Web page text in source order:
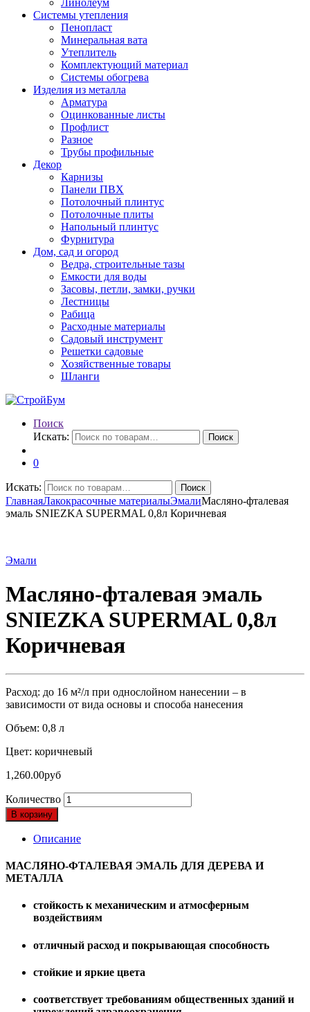
Линолеум
Системы утепления
Пенопласт
Минеральная вата
Утеплитель
Комплектующий материал
Системы обогрева
Изделия из металла
Арматура
Оцинкованные листы
Профлист
Разное
Трубы профильные
Декор
Карнизы
Панели ПВХ
Потолочный плинтус
Потолочные плиты
Напольный плинтус
Фурнитура
Дом, сад и огород
Ведра, строительные тазы
Емкости для воды
Засовы, петли, замки, ручки
Лестницы
Рабица
Расходные материалы
Садовый инструмент
Решетки садовые
Хозяйственные товары
Шланги
Поиск
Искать:
Поиск
0
Искать: Поиск
ГлавнаяЛакокрасочные материалыЭмалиМасляно-фталевая
эмаль SNIEZKA SUPERMAL 0,8л Коричневая
Эмали
Масляно-фталевая эмаль
SNIEZKA SUPERMAL 0,8л
Коричневая
Расход: до 16 м²/л при однослойном нанесении – в
зависимости от вида основы и способа нанесения
Объем: 0,8 л
Цвет: коричневый
1,260.00руб
Количество
В корзину
Описание
МАСЛЯНО-ФТАЛЕВАЯ ЭМАЛЬ ДЛЯ ДЕРЕВА И
МЕТАЛЛА
cтойкость к механическим и атмосферным
воздействиям
отличный расход и покрывающая способность
стойкие и яркие цвета
соответствует требованиям общественных зданий и